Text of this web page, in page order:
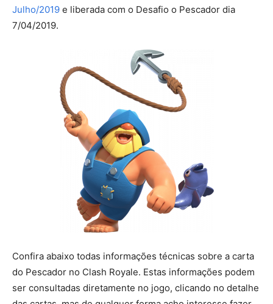
Julho/2019 e liberada com o Desafio o Pescador dia
7/04/2019.
Confira abaixo todas informações técnicas sobre a carta
do Pescador no Clash Royale. Estas informações podem
ser consultadas diretamente no jogo, clicando no detalhe